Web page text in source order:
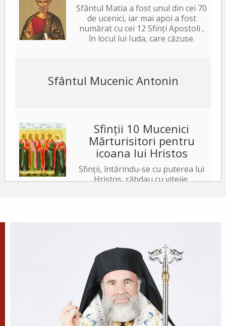
Sfântul Matia a fost unul din cei 70
de ucenici, iar mai apoi a fost
numărat cu cei 12 Sfinți Apostoli ,
în locul lui Iuda, care căzuse.
Sfântul Mucenic Antonin
Sfinții 10 Mucenici
Mărturisitori pentru
icoana lui Hristos
Sfinții, întărindu-se cu puterea lui
Hristos, răbdau cu vitejie,
✝) Duminica a 10-a după
Rusalii (Vindecarea
lunaticului)
În vremea aceea s-a apropiat de
Iisus un om, îngenunchind
înaintea Lui și zicându-I: Doamne, miluiește pe
fiul meu, că este lunatic și pătimește rău,
căci adesea...